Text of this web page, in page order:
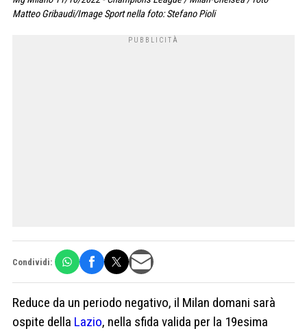
Matteo Gribaudi/Image Sport nella foto: Stefano Pioli
Condividi:
Reduce da un periodo negativo, il Milan domani sarà
ospite della Lazio, nella sfida valida per la 19esima